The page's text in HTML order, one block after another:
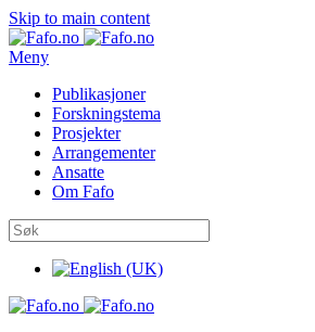
Skip to main content
Meny
Publikasjoner
Forskningstema
Prosjekter
Arrangementer
Ansatte
Om Fafo